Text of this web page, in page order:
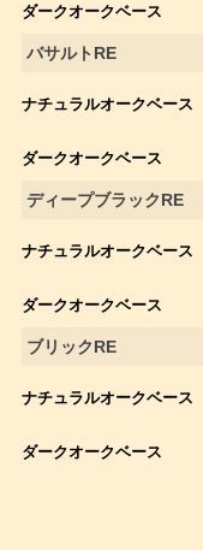
ダークオークベース
バサルトRE
ナチュラルオークベース
ダークオークベース
ディープブラックRE
ナチュラルオークベース
ダークオークベース
ブリックRE
ナチュラルオークベース
ダークオークベース